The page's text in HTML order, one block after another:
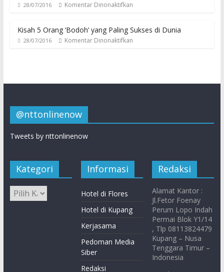
28/07/2016 Komentar Dinonaktifkan
Kisah 5 Orang ‘Bodoh’ yang Paling Sukses di Dunia
28/07/2016 Komentar Dinonaktifkan
@nttonlinenow
Tweets by nttonlinenow
Kategori Informasi
Hotel di Flores
Hotel di Kupang
Kerjasama
Pedoman Media
Siber
Redaksi
Redaksi
Alamat Kantor :
Jl.Fetor Foenay
Perum Lopo Indah
Permai Blok Y1/14
, Tlp 08113824479
Kupang – Nusa
Tenggara Timur –
Indonesia